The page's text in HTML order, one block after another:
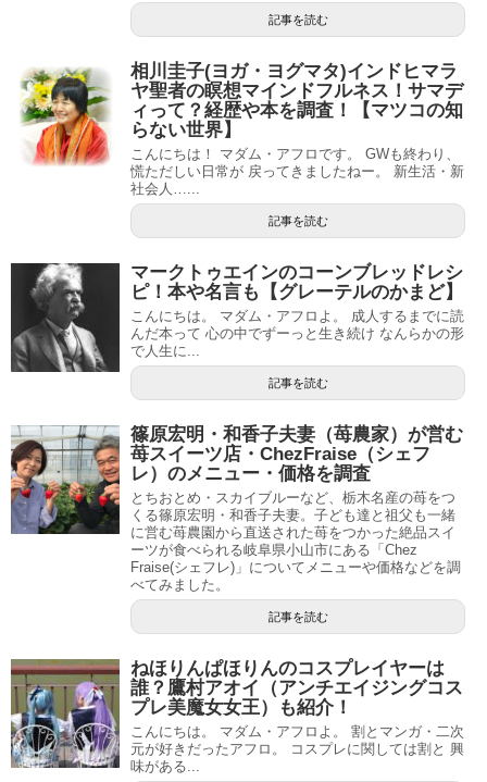
記事を読む
相川圭子(ヨガ・ヨグマタ)インドヒマラ
ヤ聖者の瞑想マインドフルネス！サマデ
ィって？経歴や本を調査！【マツコの知
らない世界】
こんにちは！ マダム・アフロです。 GWも終わり、
慌ただしい日常が 戻ってきましたねー。 新生活・新
社会人…...
記事を読む
マークトゥエインのコーンブレッドレシ
ピ！本や名言も【グレーテルのかまど】
こんにちは。 マダム・アフロよ。 成人するまでに読
んだ本って 心の中でずーっと生き続け なんらかの形
で人生に...
記事を読む
篠原宏明・和香子夫妻（苺農家）が営む
苺スイーツ店・ChezFraise（シェフ
レ）のメニュー・価格を調査
とちおとめ・スカイブルーなど、栃木名産の苺をつ
くる篠原宏明・和香子夫妻。子ども達と祖父も一緒
に営む苺農園から直送された苺をつかった絶品スイ
ーツが食べられる岐阜県小山市にある「Chez
Fraise(シェフレ)」についてメニューや価格などを調
べてみました。
記事を読む
ねほりんぱほりんのコスプレイヤーは
誰？鷹村アオイ（アンチエイジングコス
プレ美魔女女王）も紹介！
こんにちは。 マダム・アフロよ。 割とマンガ・二次
元が好きだったアフロ。 コスプレに関しては割と 興
味がある...